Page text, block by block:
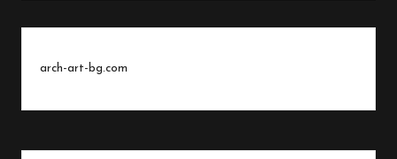
arch-art-bg.com